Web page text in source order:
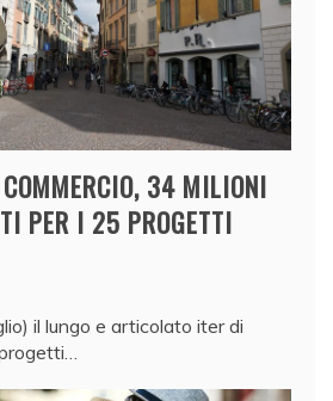
34 MILIONI
PER I 25 PROGETTI
il lungo e articolato iter di